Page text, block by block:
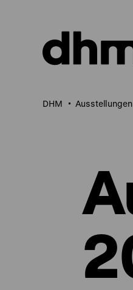
Seiteninhalt
springen
DHM Ausstellungen